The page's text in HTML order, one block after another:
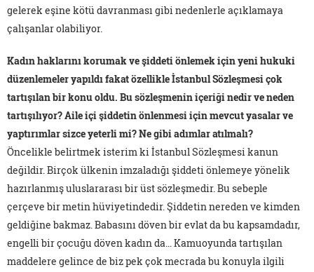
gelerek eşine kötü davranması gibi nedenlerle açıklamaya
çalışanlar olabiliyor.
Kadın haklarını korumak ve şiddeti önlemek için yeni hukuki
düzenlemeler yapıldı fakat özellikle İstanbul Sözleşmesi çok
tartışılan bir konu oldu. Bu sözleşmenin içeriği nedir ve neden
tartışılıyor? Aile içi şiddetin önlenmesi için mevcut yasalar ve
yaptırımlar sizce yeterli mi? Ne gibi adımlar atılmalı?
Öncelikle belirtmek isterim ki İstanbul Sözleşmesi kanun
değildir. Birçok ülkenin imzaladığı şiddeti önlemeye yönelik
hazırlanmış uluslararası bir üst sözleşmedir. Bu sebeple
çerçeve bir metin hüviyetindedir. Şiddetin nereden ve kimden
geldiğine bakmaz. Babasını döven bir evlat da bu kapsamdadır,
engelli bir çocuğu döven kadın da... Kamuoyunda tartışılan
maddelere gelince de biz pek çok mecrada bu konuyla ilgili